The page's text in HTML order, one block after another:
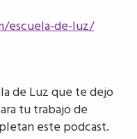
escuela-de-luz/
de Luz que te dejo
tu trabajo de
este podcast.